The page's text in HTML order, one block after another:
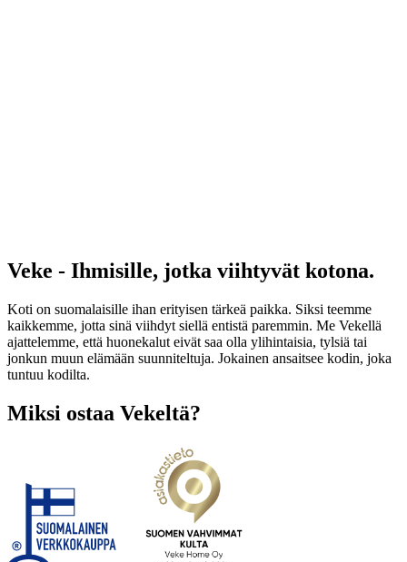
Veke - Ihmisille, jotka viihtyvät kotona.
Koti on suomalaisille ihan erityisen tärkeä paikka. Siksi teemme
kaikkemme, jotta sinä viihdyt siellä entistä paremmin. Me Vekellä
ajattelemme, että huonekalut eivät saa olla ylihintaisia, tylsiä tai
jonkun muun elämään suunniteltuja. Jokainen ansaitsee kodin, joka
tuntuu kodilta.
Miksi ostaa Vekeltä?